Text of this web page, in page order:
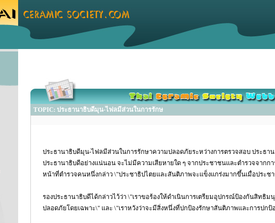
TOPIC: ประธานาธิบดีมุน-ไฟลมีส่วนในการรักษ
ประธานาธิบดีมุน-ไฟลมีส่วนในการรักษาความปลอดภัยระหว่างการตรวจสอบ ประธ
ประธานาธิบดีอย่างแน่นอน จะไม่มีความเสียหายใด ๆ จากประชาชนและตํารวจจากก
หน้าที่ตํารวจคนหนึ่งกล่าว \"ประชาธิปไตยและสันติภาพจะแข็งแกร่งมากขึ้นเมื่อประช
รองประธานาธิบดีได้กล่าวไว้ว่า \"เราขอร้องให้ดําเนินการเตรียมอุปกรณ์ป้องกันสิทธิ
ปลอดภัยโดยเฉพาะ\" และ \"เราหวังว่าจะมีสิ่งหนึ่งที่ปกป้องรักษาสันติภาพและการป